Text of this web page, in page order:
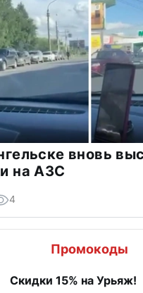
вновь
на АЗС
4
Промокоды
Скидки 15% на Урьяж!